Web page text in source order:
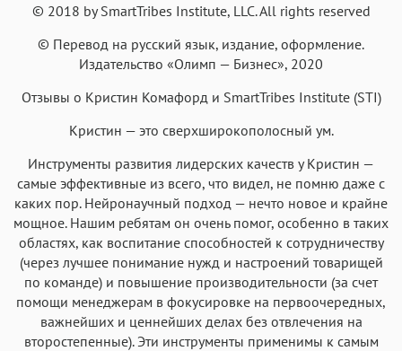
Аа
Iowan
Аа
San Francisco Аа
SF Serif Аа
New York
Helvetica Neue Arial Аа
Georgia Times New Roman
Аа Аа Аа Аа
© 2018 by SmartTribes Institute, LLC. All rights reserved
© Перевод на русский язык, издание, оформление.
Издательство «Олимп — Бизнес», 2020
Отзывы о Кристин Комафорд и SmartTribes Institute (STI)
Кристин — это сверхширокополосный ум.
Инструменты развития лидерских качеств у Кристин —
самые эффективные из всего, что видел, не помню даже с
каких пор. Нейронаучный подход — нечто новое и крайне
мощное. Нашим ребятам он очень помог, особенно в таких
областях, как воспитание способностей к сотрудничеству
(через лучшее понимание нужд и настроений товарищей
по команде) и повышение производительности (за счет
помощи менеджерам в фокусировке на первоочередных,
важнейших и ценнейших делах без отвлечения на
второстепенные). Эти инструменты применимы к самым